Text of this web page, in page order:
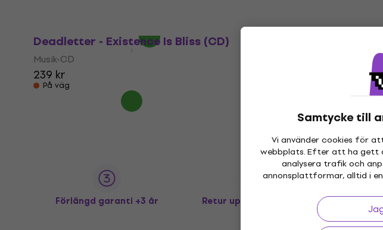
Samtycke till
Vi använder cookies för
webbplats. Efter att ha gett
analysera trafik och
annonsplattformar, alltid i
Deadletter - Existence Is Bliss (CD)
Musik-CD
239 kr
På väg
Förlängd garanti +3 år Retur upp till 30 dagar